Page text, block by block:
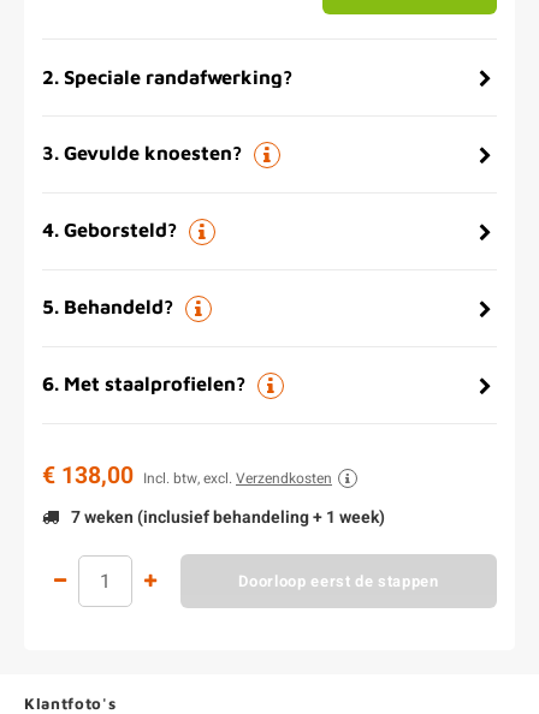
2. Speciale randafwerking?
3. Gevulde knoesten?
4. Geborsteld?
5. Behandeld?
6. Met staalprofielen?
€ 138,00 Incl. btw, excl. Verzendkosten
7 weken (inclusief behandeling + 1 week)
Doorloop eerst de stappen
Klantfoto's